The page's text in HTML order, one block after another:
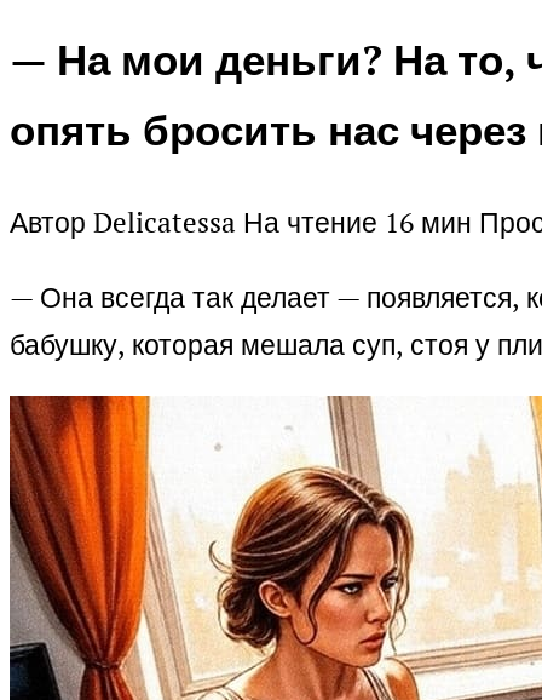
— На мои деньги? На то,
опять бросить нас
Автор Delicatessa На чтение 16 мин
— Она всегда так делает — появляется,
бабушку, которая мешала суп, стоя у